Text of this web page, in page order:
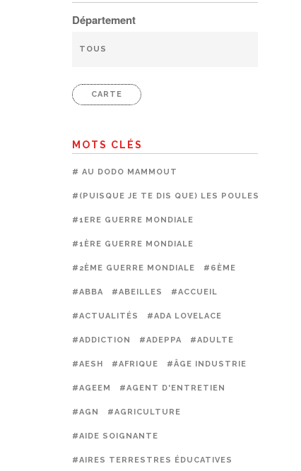
Département
CARTE
MOTS CLÉS
# AU DODO MAMMOUT
#(PUISQUE JE TE DIS QUE) LES POULES
#1ERE GUERRE MONDIALE
#1ÈRE GUERRE MONDIALE
#2ÈME GUERRE MONDIALE #6ÈME
#ABBA #ABEILLES #ACCUEIL
#ACTUALITÉS #ADA LOVELACE
#ADDICTION #ADEPPA #ADULTE
#AESH #AFRIQUE #ÂGE INDUSTRIE
#AGEEM #AGENT D'ENTRETIEN
#AGN #AGRICULTURE
#AIDE SOIGNANTE
#AIRES TERRESTRES ÉDUCATIVES